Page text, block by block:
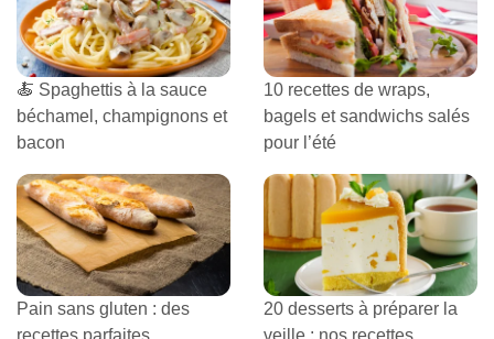
🍝 Spaghettis à la sauce
béchamel, champignons et
bacon
10 recettes de wraps,
bagels et sandwichs salés
pour l’été
Pain sans gluten : des
20 desserts à préparer la